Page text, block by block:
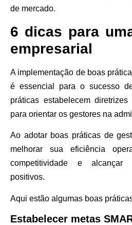
de mercado.
6 dicas para
empresarial
A implementação de boas
é essencial para o sucesso
práticas estabelecem
para orientar os gestores na
Ao adotar boas práticas de
melhorar sua eficiência
competitividade e alcançar
positivos.
Aqui estão algumas boas
Estabelecer metas